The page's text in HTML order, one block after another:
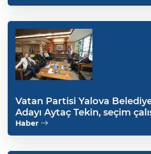
Vatan Partisi Yalova
Adayı Aytaç Tekin, seçim
verdi
Haber